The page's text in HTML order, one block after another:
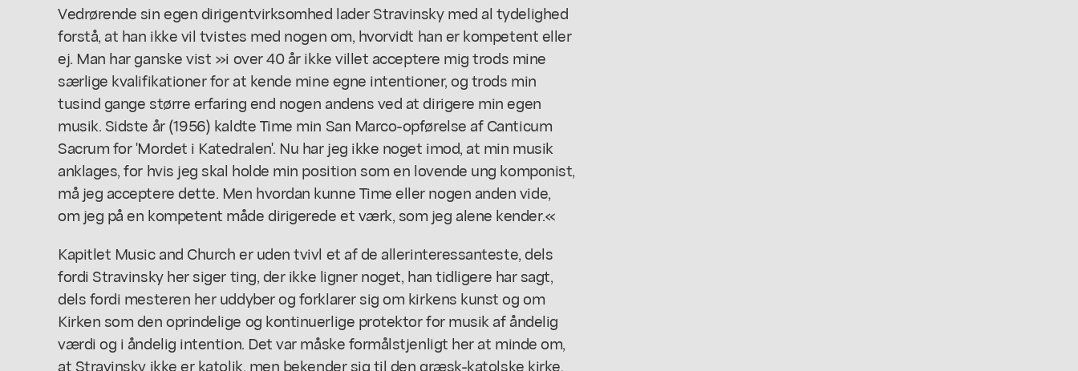
Vedrørende sin egen dirigentvirksomhed lader Stravinsky med al tydelighed
forstå, at han ikke vil tvistes med nogen om, hvorvidt han er kompetent eller
ej. Man har ganske vist »i over 40 år ikke villet acceptere mig trods mine
særlige kvalifikationer for at kende mine egne intentioner, og trods min
tusind gange større erfaring end nogen andens ved at dirigere min egen
musik. Sidste år (1956) kaldte Time min San Marco-opførelse af Canticum
Sacrum for 'Mordet i Katedralen'. Nu har jeg ikke noget imod, at min musik
anklages, for hvis jeg skal holde min position som en lovende ung komponist,
må jeg acceptere dette. Men hvordan kunne Time eller nogen anden vide,
om jeg på en kompetent måde dirigerede et værk, som jeg alene kender.«
Kapitlet Music and Church er uden tvivl et af de allerinteressanteste, dels
fordi Stravinsky her siger ting, der ikke ligner noget, han tidligere har sagt,
dels fordi mesteren her uddyber og forklarer sig om kirkens kunst og om
Kirken som den oprindelige og kontinuerlige protektor for musik af åndelig
værdi og i åndelig intention. Det var måske formålstjenligt her at minde om,
at Stravinsky ikke er katolik, men bekender sig til den græsk-katolske kirke,